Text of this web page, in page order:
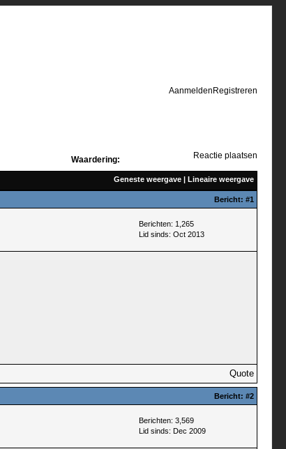
Aanmelden Registreren
Reactie plaatsen
Waardering:
Geneste weergave| Lineaire weergave
Bericht: #1
Berichten: 1,265
Lid sinds: Oct 2013
Quote
Bericht: #2
Berichten: 3,569
Lid sinds: Dec 2009